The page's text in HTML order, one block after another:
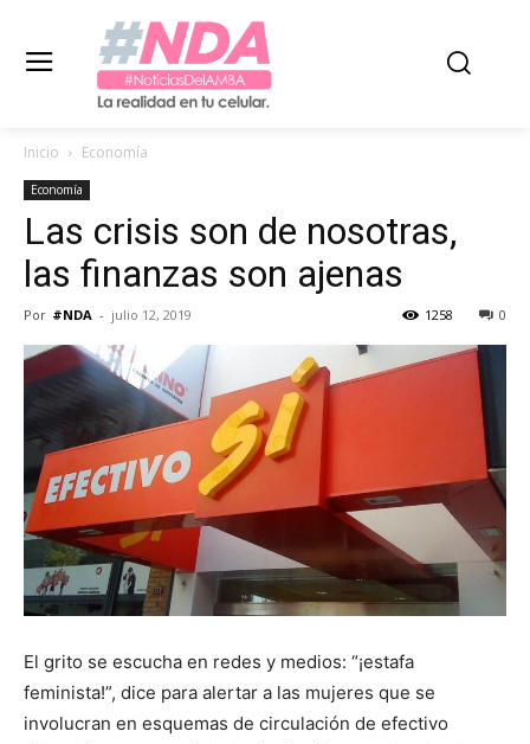
Inicio Economía
Economía
Las crisis son de nosotras,
las finanzas son ajenas
Por #NDA - julio 12, 2019 0
1258
El grito se escucha en redes y medios: “¡estafa
feminista!”, dice para alertar a las mujeres que se
involucran en esquemas de circulación de efectivo